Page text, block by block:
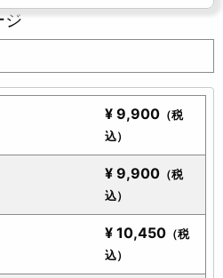
ジ
¥ 9,900 （税
込）
¥ 9,900 （税
込）
¥ 10,450 （税
込）